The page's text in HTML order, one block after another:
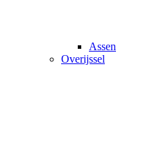
Assen
Overijssel